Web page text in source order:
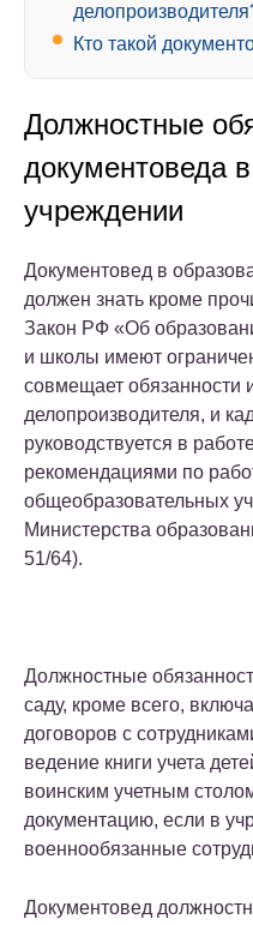
Кто такой
Должностные
документоведа
учреждении
Документовед в
должен знать кроме
Закон РФ «Об
и школы имеют
совмещает обязанности
делопроизводителя, и
руководствуется в
рекомендациями по
общеобразовательных
Министерства
51/64).
Должностные
саду, кроме всего,
договоров с
ведение книги учета
воинским учетным
документацию, если в
военнообязанные
Документовед